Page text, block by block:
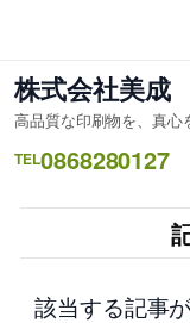
を
ス
キ
ッ
株式会社美成
高品質な印刷物を、真心
TEL0868280127
該当する記事